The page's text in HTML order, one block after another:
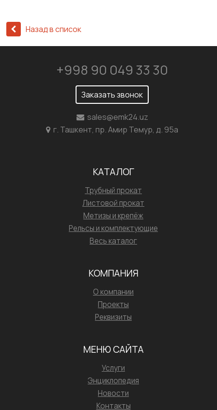
Назад в список
+998 90 049 33 30
Заказать звонок
sales@emk24.uz
г. Ташкент, пр. Амир Темур, д. 95а
КАТАЛОГ
Трубный прокат
Листовой прокат
Метизы и крепёж
Рельсы и комплектующие
Весь каталог
КОМПАНИЯ
О компании
Проекты
Реквизиты
МЕНЮ САЙТА
Услуги
Энциклопедия
Новости
Контакты